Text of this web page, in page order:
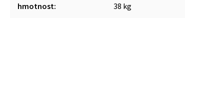
hmotnost: 38 kg